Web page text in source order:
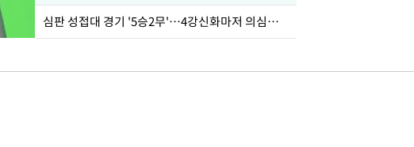
심판 성접대 경기 '5승2무'…4강신화마저 의심받아